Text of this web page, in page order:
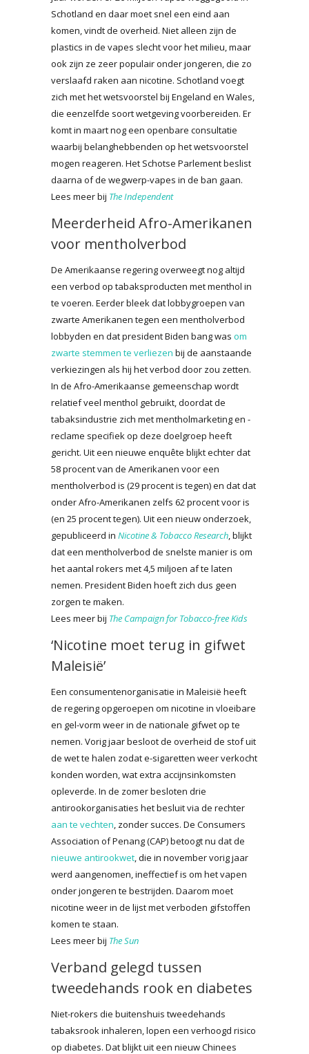
Schotland en daar moet snel een eind aan
komen, vindt de overheid. Niet alleen zijn de
plastics in de vapes slecht voor het milieu, maar
ook zijn ze zeer populair onder jongeren, die zo
verslaafd raken aan nicotine. Schotland voegt
zich met het wetsvoorstel bij Engeland en Wales,
die eenzelfde soort wetgeving voorbereiden. Er
komt in maart nog een openbare consultatie
waarbij belanghebbenden op het wetsvoorstel
mogen reageren. Het Schotse Parlement beslist
daarna of de wegwerp-vapes in de ban gaan.
Lees meer bij The Independent
Meerderheid Afro-Amerikanen
voor mentholverbod
De Amerikaanse regering overweegt nog altijd
een verbod op tabaksproducten met menthol in
te voeren. Eerder bleek dat lobbygroepen van
zwarte Amerikanen tegen een mentholverbod
lobbyden en dat president Biden bang was om
zwarte stemmen te verliezen bij de aanstaande
verkiezingen als hij het verbod door zou zetten.
In de Afro-Amerikaanse gemeenschap wordt
relatief veel menthol gebruikt, doordat de
tabaksindustrie zich met mentholmarketing en -
reclame specifiek op deze doelgroep heeft
gericht. Uit een nieuwe enquête blijkt echter dat
58 procent van de Amerikanen voor een
mentholverbod is (29 procent is tegen) en dat dat
onder Afro-Amerikanen zelfs 62 procent voor is
(en 25 procent tegen). Uit een nieuw onderzoek,
gepubliceerd in Nicotine & Tobacco Research, blijkt
dat een mentholverbod de snelste manier is om
het aantal rokers met 4,5 miljoen af te laten
nemen. President Biden hoeft zich dus geen
zorgen te maken.
Lees meer bij The Campaign for Tobacco-free Kids
‘Nicotine moet terug in gifwet
Maleisië’
Een consumentenorganisatie in Maleisië heeft
de regering opgeroepen om nicotine in vloeibare
en gel-vorm weer in de nationale gifwet op te
nemen. Vorig jaar besloot de overheid de stof uit
de wet te halen zodat e-sigaretten weer verkocht
konden worden, wat extra accijnsinkomsten
opleverde. In de zomer besloten drie
antirookorganisaties het besluit via de rechter
aan te vechten, zonder succes. De Consumers
Association of Penang (CAP) betoogt nu dat de
nieuwe antirookwet, die in november vorig jaar
werd aangenomen, ineffectief is om het vapen
onder jongeren te bestrijden. Daarom moet
nicotine weer in de lijst met verboden gifstoffen
komen te staan.
Lees meer bij The Sun
Verband gelegd tussen
tweedehands rook en diabetes
Niet-rokers die buitenshuis tweedehands
tabaksrook inhaleren, lopen een verhoogd risico
op diabetes. Dat blijkt uit een nieuw Chinees